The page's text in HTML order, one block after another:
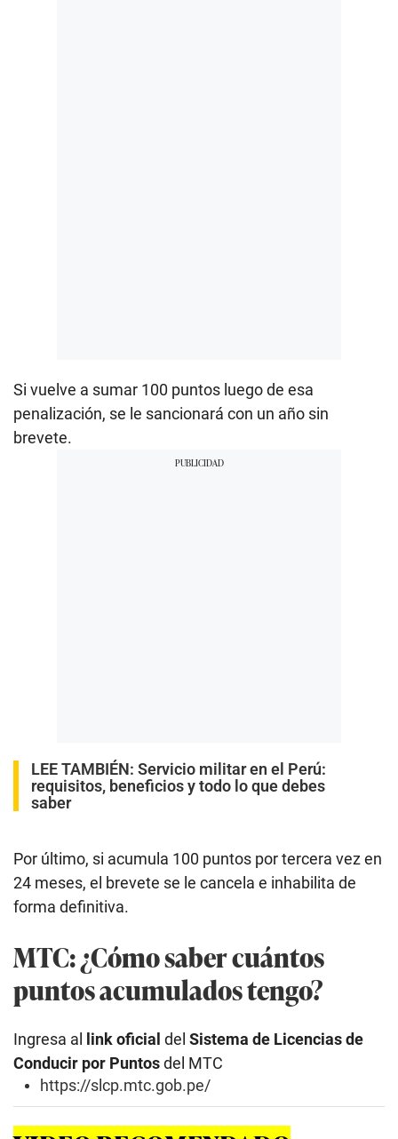
Si vuelve a sumar 100 puntos luego de esa
penalización, se le sancionará con un año sin
brevete.
LEE TAMBIÉN: Servicio militar en el Perú:
requisitos, beneficios y todo lo que debes
saber
Por último, si acumula 100 puntos por tercera vez en
24 meses, el brevete se le cancela e inhabilita de
forma definitiva.
MTC: ¿Cómo saber cuántos
puntos acumulados tengo?
Ingresa al link oficial del Sistema de Licencias de
Conducir por Puntosdel MTC
https://slcp.mtc.gob.pe/